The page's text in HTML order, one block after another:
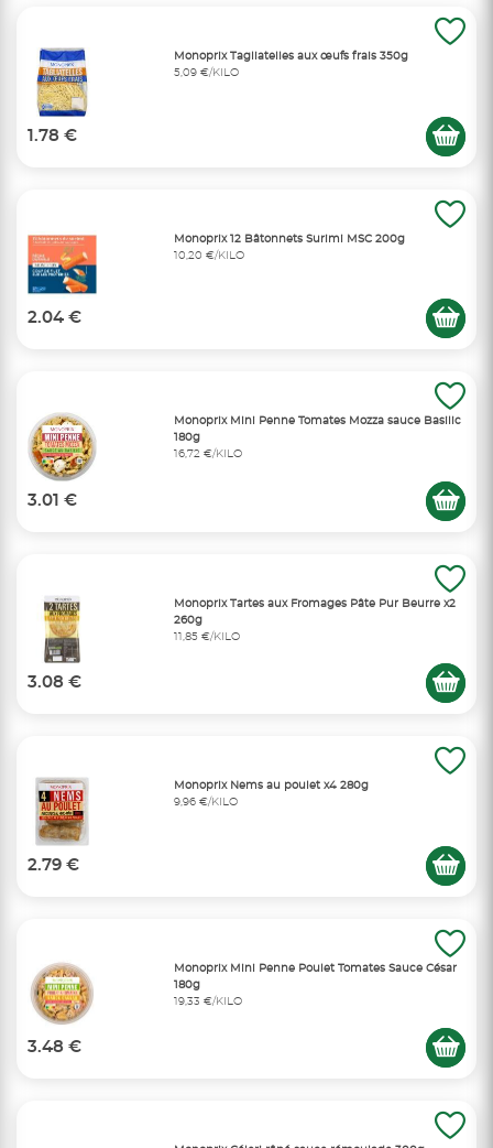
Monoprix Tagliatelles aux œufs frais 350g
5,09 €/KILO
1.78 €
Monoprix 12 Bâtonnets Surimi MSC 200g
10,20 €/KILO
2.04 €
Monoprix Mini Penne Tomates Mozza sauce Basilic
180g
16,72 €/KILO
3.01 €
Monoprix Tartes aux Fromages Pâte Pur Beurre x2
260g
11,85 €/KILO
3.08 €
Monoprix Nems au poulet x4 280g
9,96 €/KILO
2.79 €
Monoprix Mini Penne Poulet Tomates Sauce César
180g
19,33 €/KILO
3.48 €